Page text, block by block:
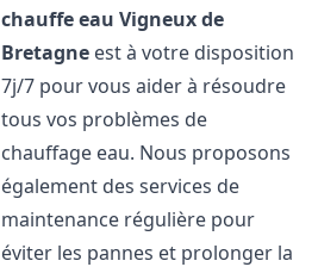
chauffe eau Vigneux de
Bretagne est à votre disposition
7j/7 pour vous aider à résoudre
tous vos problèmes de
chauffage eau. Nous proposons
également des services de
maintenance régulière pour
éviter les pannes et prolonger la